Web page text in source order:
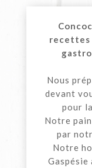
recettes
Nous
devant
pour
Notre
par
Notre
Gaspésie